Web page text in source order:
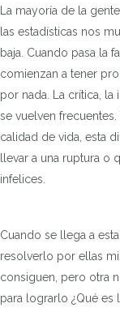
La mayoría de la
las estadísticas nos
baja. Cuando pasa la
comienzan a tener
por nada. La crítica,
se vuelven
calidad de vida, esta
llevar a una ruptura
infelices.
Cuando se llega a
resolverlo por ellas
consiguen, pero otra
para lograrlo ¿Qué es